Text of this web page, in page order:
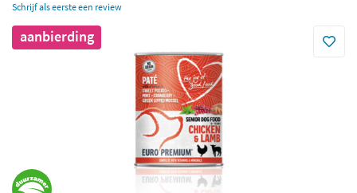
Schrijf als eerste een review
aanbierding